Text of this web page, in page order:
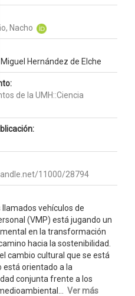
Nacho
Hernández de Elche
de la UMH::Ciencia
11000/28794
llamados vehículos de
(VMP) está jugando un
en la transformación
hacia la sostenibilidad.
cambio cultural que se está
está orientado a la
conjunta frente a los
Ver más